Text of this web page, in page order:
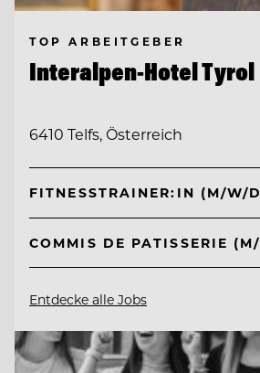
TOP ARBEITGEBER
Interalpen-Hotel Tyrol
6410 Telfs, Österreich
FITNESSTRAINER:IN (M/W/
COMMIS DE PATISSERIE
Entdecke alle Jobs